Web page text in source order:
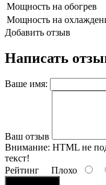
Мощность на обогрев
Мощность на
Добавить отзыв
Написать
Ваше имя:
Ваш отзыв
Внимание: HTML не
текст!
Рейтинг Плохо